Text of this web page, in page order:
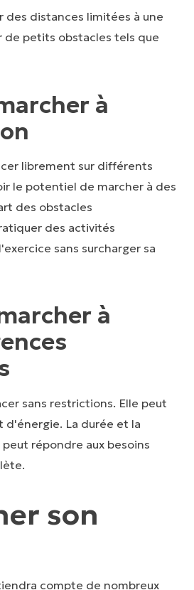
des distances limitées à une
de petits obstacles tels que
à
librement sur différents
le potentiel de marcher à des
des obstacles
des activités
sans surcharger sa
à
sans restrictions. Elle peut
La durée et la
répondre aux besoins
son
compte de nombreux